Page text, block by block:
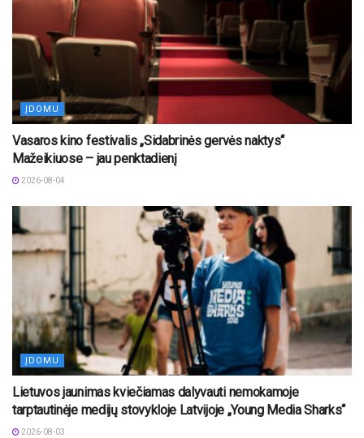
ĮDOMU
Vasaros kino festivalis „Sidabrinės gervės naktys“
Mažeikiuose – jau penktadienį
2026-08-04
ĮDOMU
Lietuvos jaunimas kviečiamas dalyvauti nemokamoje
tarptautinėje medijų stovykloje Latvijoje „Young Media Sharks“
2026-08-03